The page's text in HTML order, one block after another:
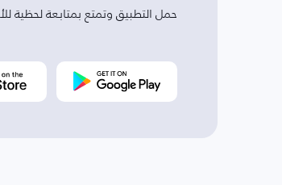
حمل التطبيق وتمتع بمتابعة لحظية